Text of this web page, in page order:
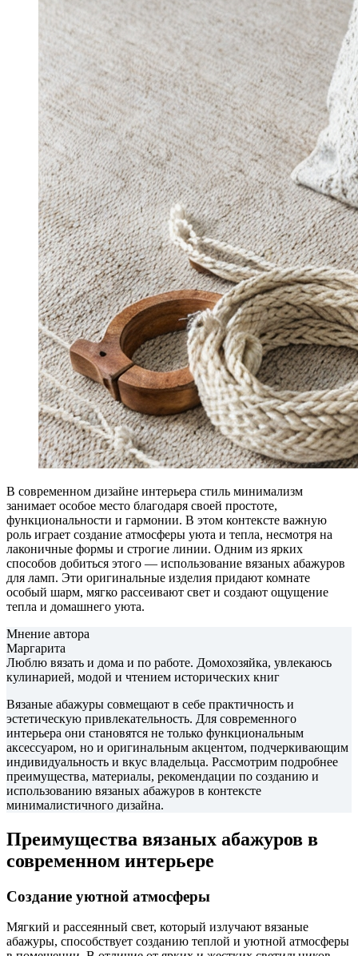
В современном дизайне интерьера стиль минимализм
занимает особое место благодаря своей простоте,
функциональности и гармонии. В этом контексте важную
роль играет создание атмосферы уюта и тепла, несмотря на
лаконичные формы и строгие линии. Одним из ярких
способов добиться этого — использование вязаных абажуров
для ламп. Эти оригинальные изделия придают комнате
особый шарм, мягко рассеивают свет и создают ощущение
тепла и домашнего уюта.
Мнение автора
Маргарита
Люблю вязать и дома и по работе. Домохозяйка, увлекаюсь
кулинарией, модой и чтением исторических книг
Вязаные абажуры совмещают в себе практичность и
эстетическую привлекательность. Для современного
интерьера они становятся не только функциональным
аксессуаром, но и оригинальным акцентом, подчеркивающим
индивидуальность и вкус владельца. Рассмотрим подробнее
преимущества, материалы, рекомендации по созданию и
использованию вязаных абажуров в контексте
минималистичного дизайна.
Преимущества вязаных абажуров в
современном интерьере
Создание уютной атмосферы
Мягкий и рассеянный свет, который излучают вязаные
абажуры, способствует созданию теплой и уютной атмосферы